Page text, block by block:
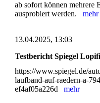
ab sofort können mehrere
ausprobiert werden. mehr
13.04.2025, 13:03
Testbericht Spiegel
https://www.spiegel.de/
laufband-auf-raedern-a-
ef4af05a226d mehr